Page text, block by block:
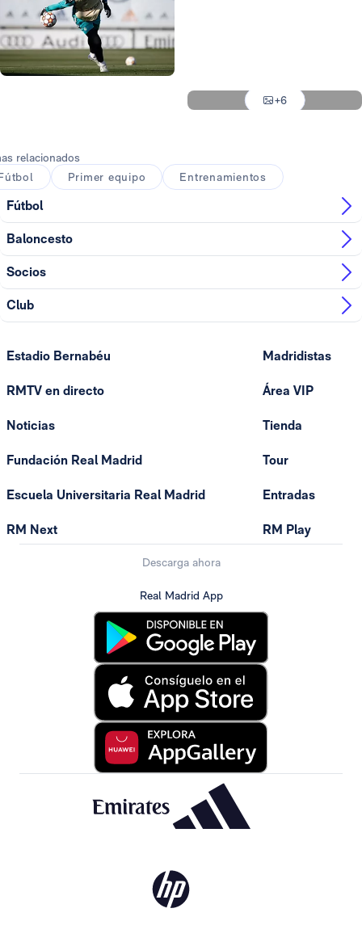
+6
relacionados
Primer equipo Entrenamientos
Fútbol
Baloncesto
Socios
Club
Estadio Bernabéu
RMTV en directo
Noticias
Fundación Real Madrid
Escuela Universitaria Real Madrid
RM Next
Madridistas
Área VIP
Tienda
Tour
Entradas
RM Play
Descarga ahora
Real Madrid App